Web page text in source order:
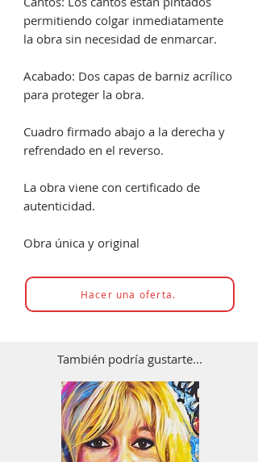
permitiendo colgar inmediatamente
la obra sin necesidad de enmarcar.
Acabado: Dos capas de barniz acrílico
para proteger la obra.
Cuadro firmado abajo a la derecha y
refrendado en el reverso.
La obra viene con certificado de
autenticidad.
Obra única y original
Hacer una oferta.
También podría gustarte...